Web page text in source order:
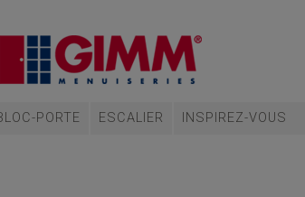
BLOC-PORTE ESCALIER INSPIREZ-VOUS